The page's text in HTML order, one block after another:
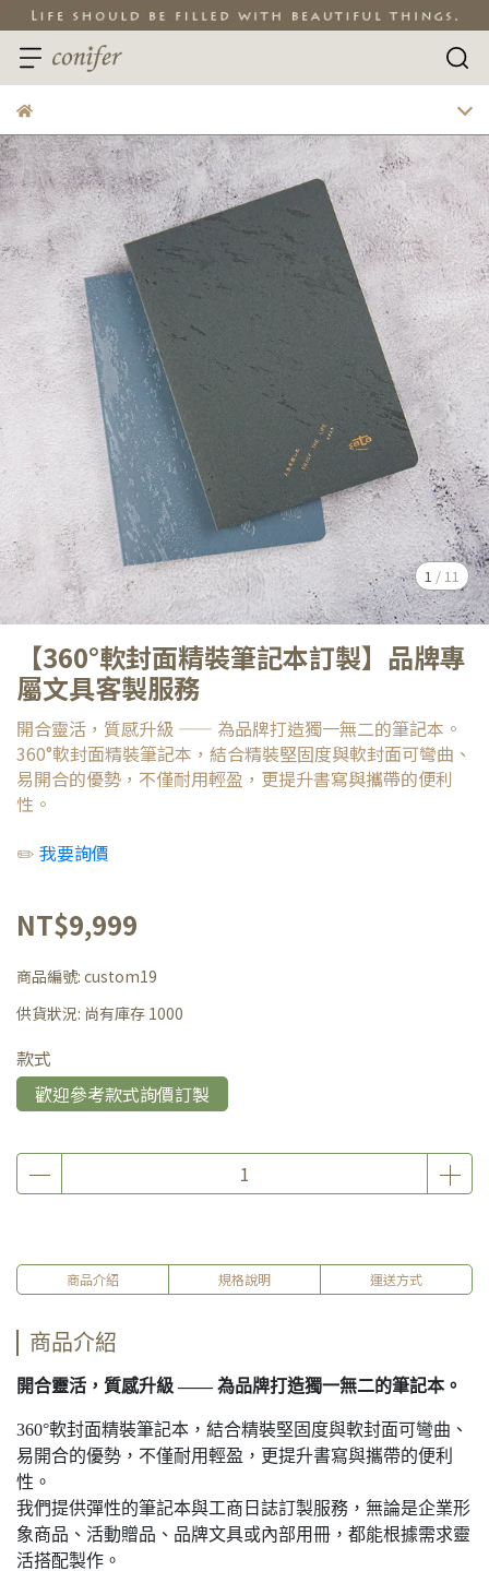
1 / 11
【360°軟封面精裝筆記本訂製】品牌專
屬文具客製服務
開合靈活，質感升級 —— 為品牌打造獨一無二的筆記本。
360°軟封面精裝筆記本，結合精裝堅固度與軟封面可彎曲、
易開合的優勢，不僅耐用輕盈，更提升書寫與攜帶的便利
性。
✏️ 我要詢價
NT$9,999
商品編號: custom19
供貨狀況: 尚有庫存 1000
款式
歡迎參考款式詢價訂製
商品介紹 規格說明 運送方式
商品介紹
開合靈活，質感升級 —— 為品牌打造獨一無二的筆記本。
360°軟封面精裝筆記本，結合精裝堅固度與軟封面可彎曲、
易開合的優勢，不僅耐用輕盈，更提升書寫與攜帶的便利
性。
我們提供彈性的筆記本與工商日誌訂製服務，無論是企業形
象商品、活動贈品、品牌文具或內部用冊，都能根據需求靈
活搭配製作。